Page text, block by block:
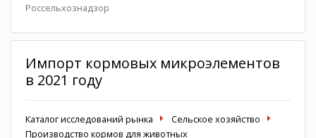
Россельхознадзор
Импорт кормовых микроэлементов
в 2021 году
Каталог исследований рынка
Сельское хозяйство
Производство кормов для животных